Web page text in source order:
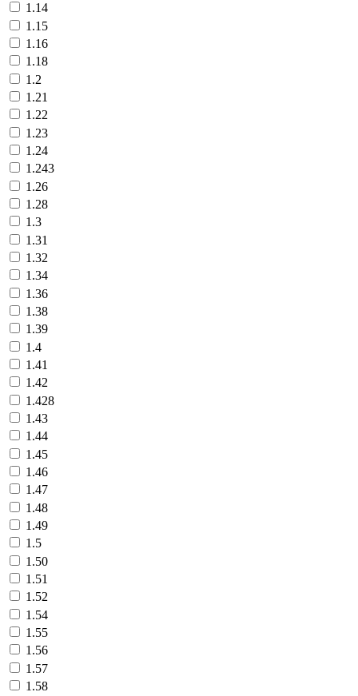
1.14
1.15
1.16
1.18
1.2
1.21
1.22
1.23
1.24
1.243
1.26
1.28
1.3
1.31
1.32
1.34
1.36
1.38
1.39
1.4
1.41
1.42
1.428
1.43
1.44
1.45
1.46
1.47
1.48
1.49
1.5
1.50
1.51
1.52
1.54
1.55
1.56
1.57
1.58